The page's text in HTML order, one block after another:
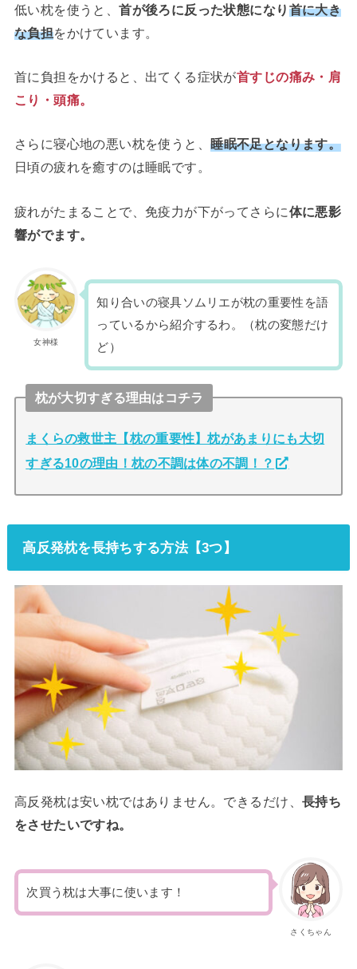
低い枕を使うと、首が後ろに反った状態になり 首に大き
な負担をかけています。
首に負担をかけると、出てくる症状が首すじの痛み・肩
こり・頭痛。
さらに寝心地の悪い枕を使うと、睡眠不足となります。
日頃の疲れを癒すのは睡眠です。
疲れがたまることで、免疫力が下がってさらに体に悪影
響がでます。
女神様
知り合いの寝具ソムリエが枕の重要性を語
っているから紹介するわ。（枕の変態だけ
ど）
枕が大切すぎる理由はコチラ
まくらの救世主【枕の重要性】枕があまりにも大切
すぎる10の理由！枕の不調は体の不調！？
高反発枕を長持ちする方法【3つ】
高反発枕は安い枕ではありません。できるだけ、 長持ち
をさせたいですね。
さくちゃん
次買う枕は大事に使います！